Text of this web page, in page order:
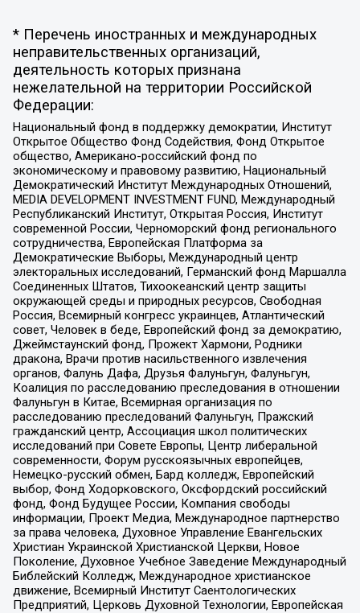
* Перечень иностранных и международных
неправительственных организаций,
деятельность которых признана
нежелательной на территории Российской
Федерации:
Национальный фонд в поддержку демократии, Институт
Открытое Общество Фонд Содействия, Фонд Открытое
общество, Американо-российский фонд по
экономическому и правовому развитию, Национальный
Демократический Институт Международных Отношений,
MEDIA DEVELOPMENT INVESTMENT FUND, Международный
Республиканский Институт, Открытая Россия, Институт
современной России, Черноморский фонд регионального
сотрудничества, Европейская Платформа за
Демократические Выборы, Международный центр
электоральных исследований, Германский фонд Маршалла
Соединенных Штатов, Тихоокеанский центр защиты
окружающей среды и природных ресурсов, Свободная
Россия, Всемирный конгресс украинцев, Атлантический
совет, Человек в беде, Европейский фонд за демократию,
Джеймстаунский фонд, Прожект Хармони, Родники
дракона, Врачи против насильственного извлечения
органов, Фалунь Дафа, Друзья Фалуньгун, Фалуньгун,
Коалиция по расследованию преследования в отношении
Фалуньгун в Китае, Всемирная организация по
расследованию преследований Фалуньгун, Пражский
гражданский центр, Ассоциация школ политических
исследований при Совете Европы, Центр либеральной
современности, Форум русскоязычных европейцев,
Немецко-русский обмен, Бард колледж, Европейский
выбор, Фонд Ходорковского, Оксфордский российский
фонд, Фонд Будущее России, Компания свободы
информации, Проект Медиа, Международное партнерство
за права человека, Духовное Управление Евангельских
Христиан Украинской Христианской Церкви, Новое
Поколение, Духовное Учебное Заведение Международный
Библейский Колледж, Международное христианское
движение, Всемирный Институт Саентологических
Предприятий, Церковь Духовной Технологии, Европейская